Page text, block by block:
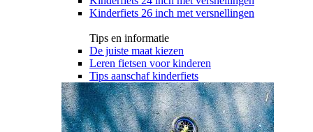
Kinderfiets 26 inch met versnellingen
Tips en informatie
De juiste maat kiezen
Leren fietsen voor kinderen
Tips aanschaf kinderfiets